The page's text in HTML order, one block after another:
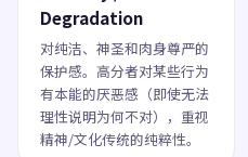
Degradation
对纯洁、神圣和肉身尊严的
保护感。高分者对某些行为
有本能的厌恶感（即使无法
理性说明为何不对），重视
精神/文化传统的纯粹性。